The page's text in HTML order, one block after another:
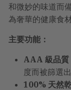
帳
時
計
和微妙的味道而
為奢華的健康食材
主要功能：
AAA 級品質
度而被篩選出
100% 天然